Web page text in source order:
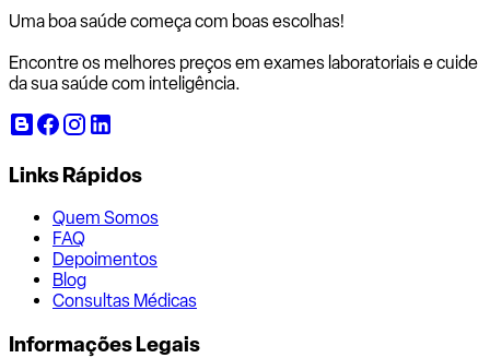
Uma boa saúde começa com boas escolhas!
Encontre os melhores preços em exames laboratoriais e cuide
da sua saúde com inteligência.
Links Rápidos
Quem Somos
FAQ
Depoimentos
Blog
Consultas Médicas
Informações Legais